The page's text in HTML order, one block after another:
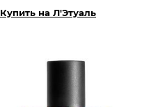
Купить на Л'Этуаль